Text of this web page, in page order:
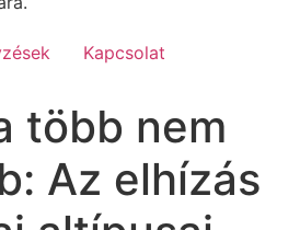
Kapcsolat
több nem
Az elhízás